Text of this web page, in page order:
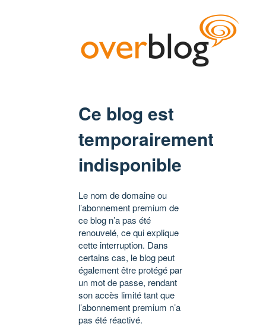
Ce blog est
temporairement
indisponible
Le nom de domaine ou
l’abonnement premium de
ce blog n’a pas été
renouvelé, ce qui explique
cette interruption. Dans
certains cas, le blog peut
également être protégé par
un mot de passe, rendant
son accès limité tant que
l’abonnement premium n’a
pas été réactivé.